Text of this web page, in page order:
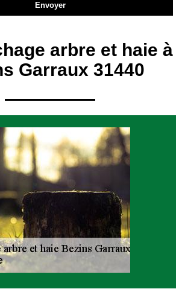
arbre et haie à
Garraux 31440